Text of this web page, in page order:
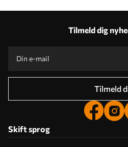
Tilmeld dig
Tilmeld
Skift sprog